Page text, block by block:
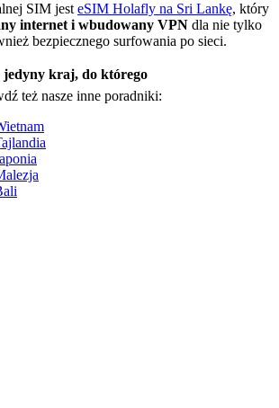
SIM jest eSIM Holafly na Sri Lankę, który
internet i wbudowany VPN dla nie tylko
bezpiecznego surfowania po sieci.
kraj, do którego
też nasze inne poradniki:
tnam